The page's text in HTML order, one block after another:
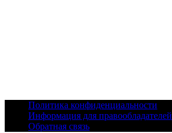
content
Политика конфиденциальности
Информация для правообладателей
Обратная связь